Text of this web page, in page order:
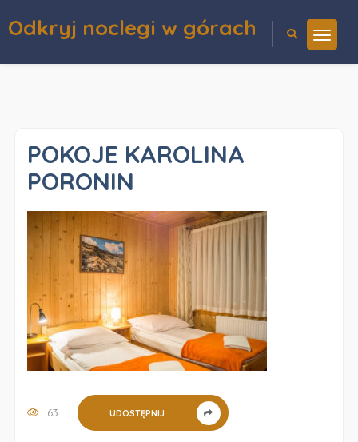
Odkryj noclegi w górach
POKOJE KAROLINA
PORONIN
63 UDOSTĘPNIJ